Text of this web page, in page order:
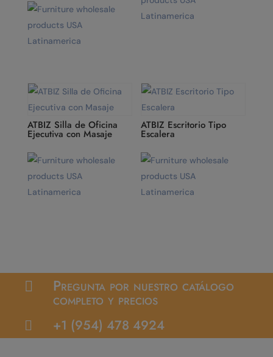
ATBIZ Silla de Oficina
Ejecutiva con Masaje
ATBIZ Escritorio Tipo
Escalera
 Pregunta por nuestro catálogo
completo y precios
 +1 (954) 478 4924